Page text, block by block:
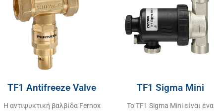
TF1 Antifreeze Valve
Η αντιψυκτική βαλβίδα Fernox
TF1 Sigma Mini
Το TF1 Sigma Mini είναι ένα